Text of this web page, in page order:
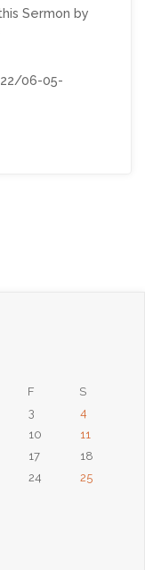
Sermon by
06-05-
F
S
3
4
10
11
17
18
24
25